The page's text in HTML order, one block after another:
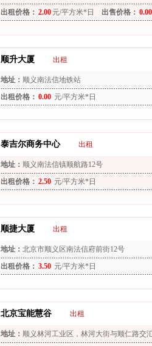
出租价格： 2.00 元/平方米*日 出售价格： 0.00
顺升大厦 出租
地址： 顺义南法信地铁站
出租价格： 0.00 元/平方米*日
泰吉尔商务中心 出租
地址： 顺义南法信镇顺航路12号
出租价格： 2.50 元/平方米*日
顺捷大厦 出租
地址： 北京市顺义区南法信府前街12号
出租价格： 3.50 元/平方米*日
北京宝能慧谷 出租
地址： 顺义林河工业区，林河大街与顺仁路交